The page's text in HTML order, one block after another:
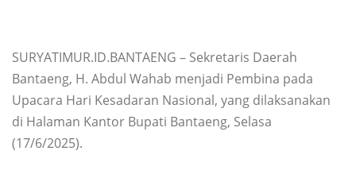
SURYATIMUR.ID.BANTAENG – Sekretaris Daerah
Bantaeng, H. Abdul Wahab menjadi Pembina pada
Upacara Hari Kesadaran Nasional, yang dilaksanakan
di Halaman Kantor Bupati Bantaeng, Selasa
(17/6/2025).